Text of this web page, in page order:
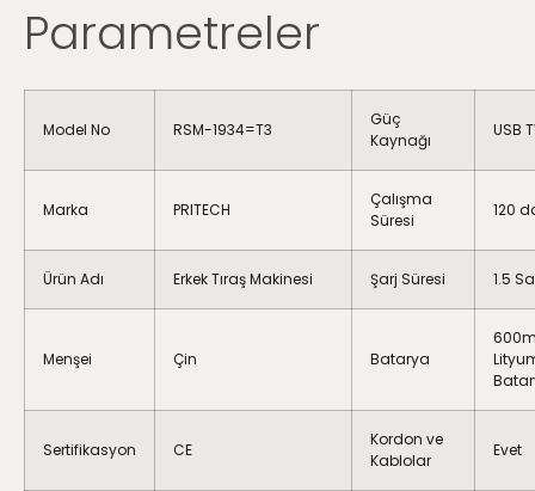
Parametreler
Model No RSM-1934=T3
Güç
Kaynağı
USB
Marka PRITECH
Çalışma
Süresi
120
Ürün Adı Erkek Tıraş Makinesi Şarj Süresi 1.5
Menşei Çin Batarya
Sertifikasyon CE
Kordon ve
Kablolar
Evet